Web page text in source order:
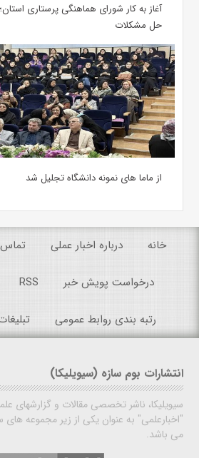
آغاز به کار شورای هماهنگی پرستاری
حل مشکلات
از ماما های نمونه دانشگاه تجلیل شد
خانه درباره اخبار عملی تماس
درخواست پویش خبر RSS
رتبه بندی روابط عمومی
انتشارات بوم سازه (سیویلیکا)
سیویلیکا، ناشر تخصصی مقالات و گزارشهای
"اخبارعلمی" به عنوان یکی از زیر مجموعه های
می باشد.